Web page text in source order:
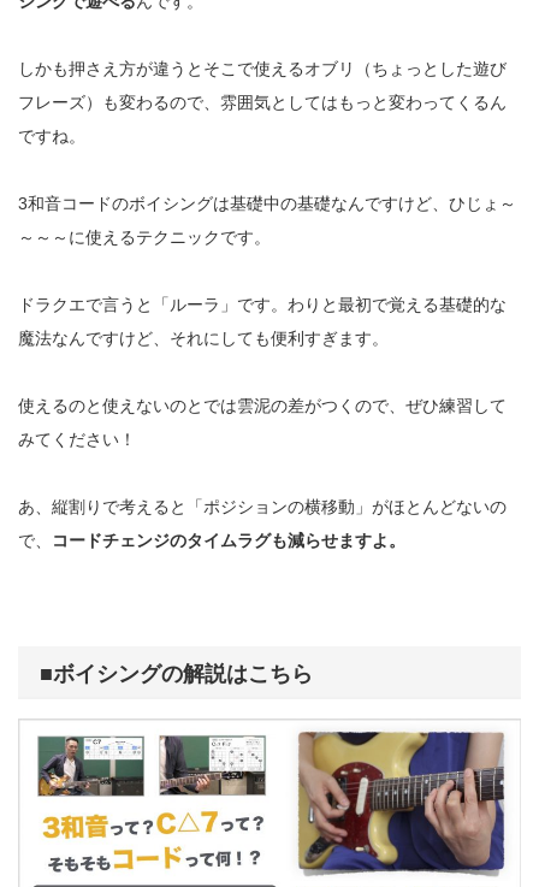
しかも押さえ方が違うとそこで使えるオブリ（ちょっとした遊び
フレーズ）も変わるので、雰囲気としてはもっと変わってくるん
ですね。
3和音コードのボイシングは基礎中の基礎なんですけど、ひじょ～
～～～に使えるテクニックです。
ドラクエで言うと「ルーラ」です。わりと最初で覚える基礎的な
魔法なんですけど、それにしても便利すぎます。
使えるのと使えないのとでは雲泥の差がつくので、ぜひ練習して
みてください！
あ、縦割りで考えると「ポジションの横移動」がほとんどないの
で、
コードチェンジのタイムラグも減らせますよ。
■ボイシングの解説はこちら